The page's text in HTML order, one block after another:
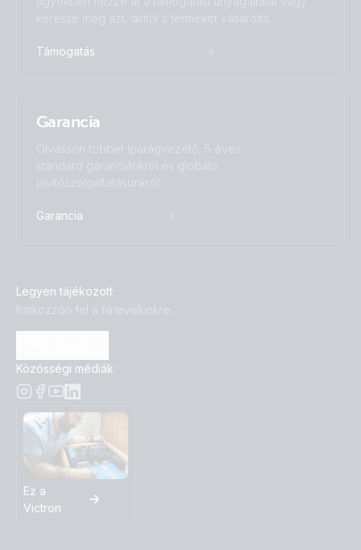
Isolation Transformer 4500W Auto 115-230V (back)
Isolation Transformer 4500W Auto 115-230V (bottom)
Isolation Transformer 4500W Auto 115-230V (left)
Isolation Transformer 4500W Auto 115-230V (right)
Isolation Transformer 7000W 230V (bottom)
Isolation Transformer 7000W 230V (left)
Isolation Transformer 8000W 230V (bottom)
Isolation Transformer 8000W 230V (front)
Isolation Transformer 8000W 230V (left)
Isolation Transformer 8000W 230V (rght)
keresse meg azt, akitől a terméket vásárolta.
Támogatás
Garancia
Olvasson többet iparágvezető, 5 éves
standard garanciánkról és globális
javítószolgáltatásunkról.
Garancia
Legyen tájékozott
Iratkozzon fel a hírlevelünkre
Közösségi médiák
Ez a
Victron